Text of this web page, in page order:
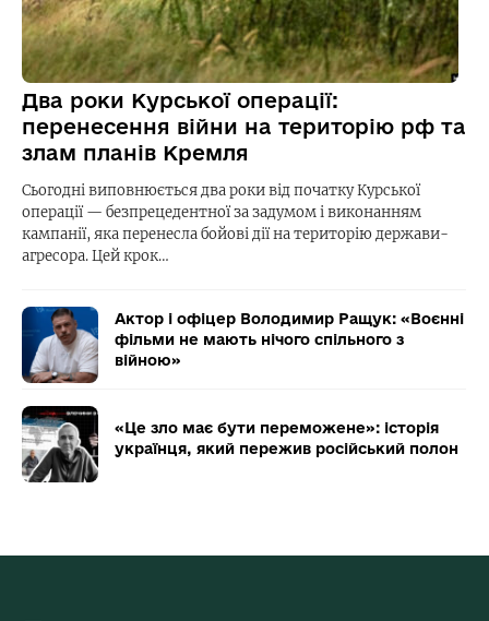
Два роки Курської операції:
перенесення війни на територію рф та
злам планів Кремля
Сьогодні виповнюється два роки від початку Курської
операції — безпрецедентної за задумом і виконанням
кампанії, яка перенесла бойові дії на територію держави-
агресора. Цей крок…
Актор і офіцер Володимир Ращук: «Воєнні
фільми не мають нічого спільного з
війною»
«Це зло має бути переможене»: історія
українця, який пережив російський полон